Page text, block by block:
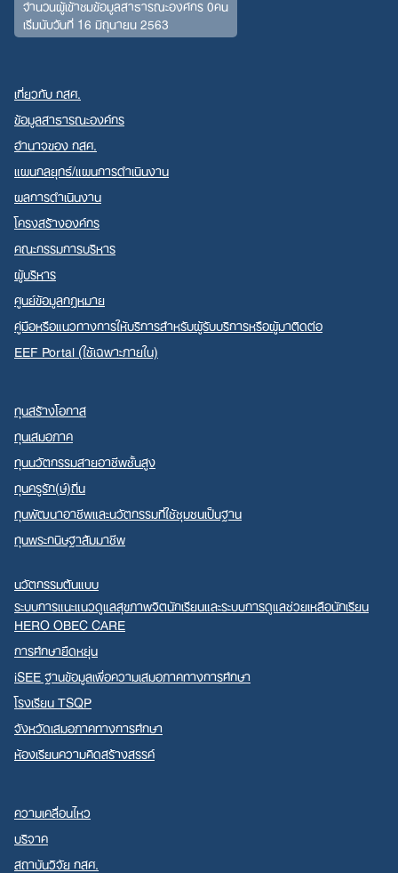
Search
for:
จำนวนผู้เข้าชมข้อมูลสาธารณะองค์กร 0คน
เริ่มนับวันที่ 16 มิถุนายน 2563
เกี่ยวกับ กสศ.
ข้อมูลสาธารณะองค์กร
อำนาจของ กสศ.
แผนกลยุทธ์/แผนการดำเนินงาน
ผลการดำเนินงาน
โครงสร้างองค์กร
คณะกรรมการบริหาร
ผู้บริหาร
ศูนย์ข้อมูลกฎหมาย
คู่มือหรือแนวทางการให้บริการสำหรับผู้รับบริการหรือผู้มาติดต่อ
EEF Portal (ใช้เฉพาะภายใน)
ทุนสร้างโอกาส
ทุนเสมอภาค
ทุนนวัตกรรมสายอาชีพชั้นสูง
ทุนครูรัก(ษ์)ถิ่น
ทุนพัฒนาอาชีพและนวัตกรรมที่ใช้ชุมชนเป็นฐาน
ทุนพระกนิษฐาสัมมาชีพ
นวัตกรรมต้นแบบ
ระบบการแนะแนวดูแลสุขภาพจิตนักเรียนและระบบการดูแลช่วยเหลือนักเรียน
HERO OBEC CARE
การศึกษายืดหยุ่น
iSEE ฐานข้อมูลเพื่อความเสมอภาคทางการศึกษา
โรงเรียน TSQP
จังหวัดเสมอภาคทางการศึกษา
ห้องเรียนความคิดสร้างสรรค์
ความเคลื่อนไหว
บริจาค
สถาบันวิจัย กสศ.